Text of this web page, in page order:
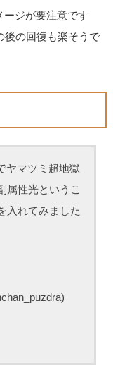
ージが要注意です
後の回復も楽そうで
ヤマツミ超地獄
属性光というこ
入れてみました